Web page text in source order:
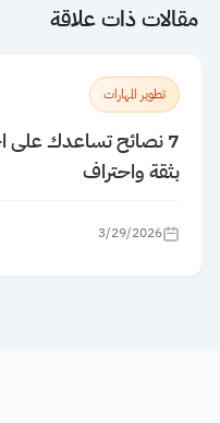
مقالات ذات علاقة
تطوير المهارات
7 نصائح تساعدك على
بثقة واحتراف
3/29/2026